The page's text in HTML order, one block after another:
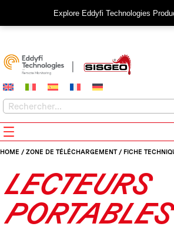
Explore Eddyfi Technologies
HOME / ZONE DE TÉLÉCHARGEMENT / FICHE
LECTEURS
PORTABLES